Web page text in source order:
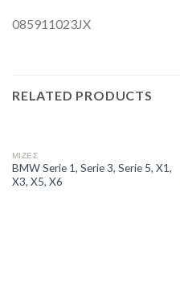
085911023JX
RELATED PRODUCTS
ΜΙΖΕΣ
BMW Serie 1, Serie 3, Serie 5, X1,
X3, X5, X6